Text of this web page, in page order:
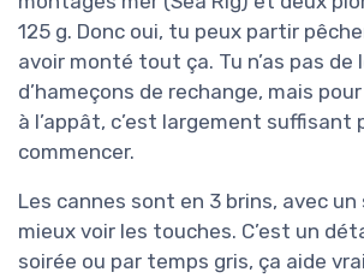
125 g. Donc oui, tu peux partir
avoir monté tout ça. Tu n’as pas de
d’hameçons de rechange, mais
à l’appât, c’est largement suffisant
commencer.
Les cannes sont en 3 brins, avec
mieux voir les touches. C’est un
soirée ou par temps gris, ça aide